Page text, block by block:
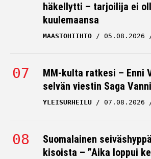
häkellytti – tarjoilija ei
kuulemaansa
MAASTOHIIHTO 05.08.2026
MM-kulta ratkesi – Enni
selvän viestin Saga
YLEISURHEILU 07.08.2026
Suomalainen
kisoista – ”Aika loppui